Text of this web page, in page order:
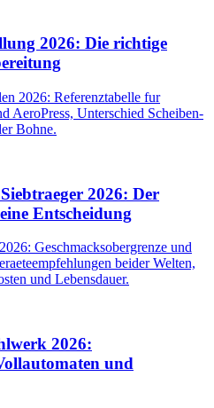
2026: Die richtige
2026: Referenztabelle fur
AeroPress, Unterschied Scheiben-
Bohne.
2026: Der
Entscheidung
Geschmacksobergrenze und
beider Welten,
und Lebensdauer.
2026:
und